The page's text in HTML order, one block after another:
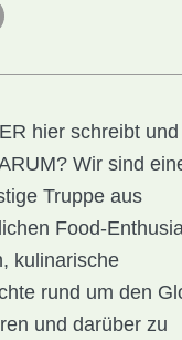
hier schreibt und
Wir sind
Truppe aus
Food-
kulinarische
rund um den
und darüber zu